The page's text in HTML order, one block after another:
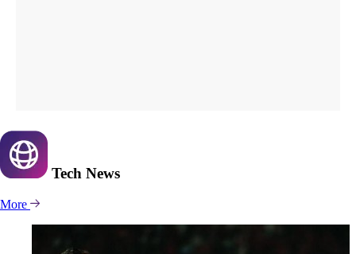
Tech News
More